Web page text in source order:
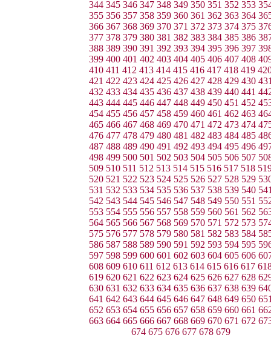
344 345 346 347 348 349 350 351 352 353
355 356 357 358 359 360 361 362 363 364
366 367 368 369 370 371 372 373 374 375
377 378 379 380 381 382 383 384 385 386
388 389 390 391 392 393 394 395 396 397
399 400 401 402 403 404 405 406 407 408
410 411 412 413 414 415 416 417 418 419
421 422 423 424 425 426 427 428 429 430
432 433 434 435 436 437 438 439 440 441
443 444 445 446 447 448 449 450 451 452
454 455 456 457 458 459 460 461 462 463
465 466 467 468 469 470 471 472 473 474
476 477 478 479 480 481 482 483 484 485
487 488 489 490 491 492 493 494 495 496
498 499 500 501 502 503 504 505 506 507
509 510 511 512 513 514 515 516 517 518
520 521 522 523 524 525 526 527 528 529
531 532 533 534 535 536 537 538 539 540
542 543 544 545 546 547 548 549 550 551
553 554 555 556 557 558 559 560 561 562
564 565 566 567 568 569 570 571 572 573
575 576 577 578 579 580 581 582 583 584
586 587 588 589 590 591 592 593 594 595
597 598 599 600 601 602 603 604 605 606
608 609 610 611 612 613 614 615 616 617
619 620 621 622 623 624 625 626 627 628
630 631 632 633 634 635 636 637 638 639
641 642 643 644 645 646 647 648 649 650
652 653 654 655 656 657 658 659 660 661
663 664 665 666 667 668 669 670 671 672
674 675 676 677 678 679